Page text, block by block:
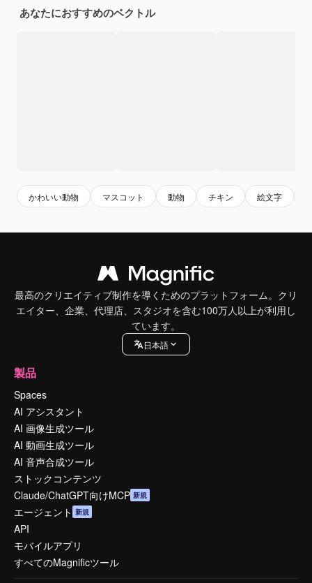
あなたにおすすめのベクトル
かわいい動物 マスコット 動物 チキン 絵文字
最高のクリエイティブ制作を導くためのプラットフォーム。クリ
エイター、企業、代理店、スタジオを含む100万人以上が利用し
ています。
日本語
製品
Spaces
AI アシスタント
AI 画像生成ツール
AI 動画生成ツール
AI 音声合成ツール
ストックコンテンツ
Claude/ChatGPT向けMCP 新規
エージェント 新規
API
モバイルアプリ
すべてのMagnificツール